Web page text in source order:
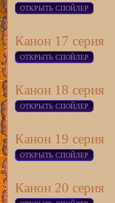
Канон 17 серия
Канон 18 серия
Канон 19 серия
Канон 20 серия